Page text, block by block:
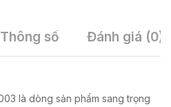
Thông số Đánh giá (0)
là dòng sản phẩm sang trọng